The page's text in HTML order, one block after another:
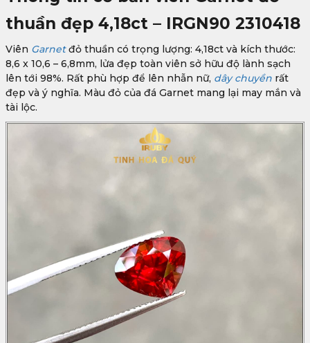
thuần đẹp 4,18ct – IRGN90 2310418
Viên Garnet đỏ thuần có trọng lượng: 4,18ct và kích thước:
8,6 x 10,6 – 6,8mm, lửa đẹp toàn viên sở hữu độ lành sạch
lên tới 98%. Rất phù hợp để lên nhẫn nữ, dây chuyền rất
đẹp và ý nghĩa. Màu đỏ của đá Garnet mang lại may mắn và
tài lộc.